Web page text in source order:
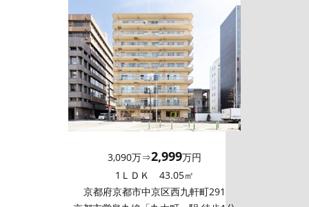
3,090万⇒2,999万円
1ＬＤＫ 43.05㎡
京都府京都市中京区西九軒町291